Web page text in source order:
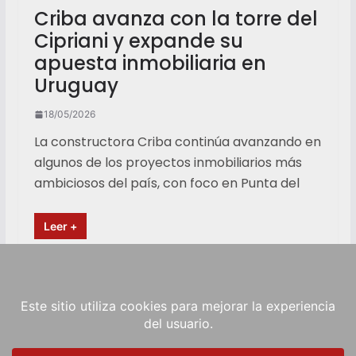
Criba avanza con la torre del
Cipriani y expande su
apuesta inmobiliaria en
Uruguay
18/05/2026
La constructora Criba continúa avanzando en
algunos de los proyectos inmobiliarios más
ambiciosos del país, con foco en Punta del
Leer +